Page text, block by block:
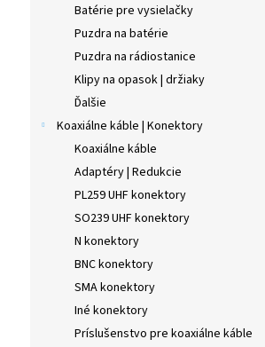
Batérie pre vysielačky
Puzdra na batérie
Puzdra na rádiostanice
Klipy na opasok | držiaky
Ďalšie
Koaxiálne káble | Konektory
Koaxiálne káble
Adaptéry | Redukcie
PL259 UHF konektory
SO239 UHF konektory
N konektory
BNC konektory
SMA konektory
Iné konektory
Príslušenstvo pre koaxiálne káble